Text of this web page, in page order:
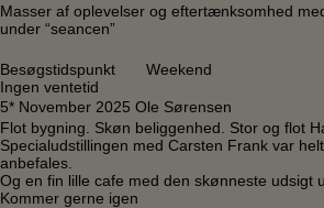
Masser af oplevelser og eftertænksomhed
under “seancen”
Besøgstidspunkt Weekend
Ingen ventetid
5* November 2025 Ole Sørensen
Flot bygning. Skøn beliggenhed. Stor og flot
Specialudstillingen med Carsten Frank var
anbefales.
Og en fin lille cafe med den skønneste udsigt
Kommer gerne igen